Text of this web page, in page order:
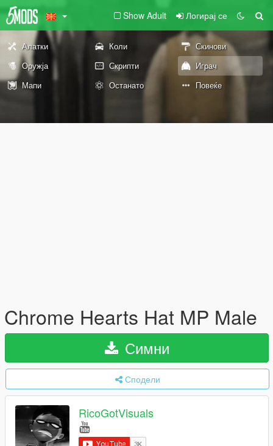
Show Adult Логирај се
Алатки Коли
Скинови
Оружја
Скрипти
Играч
Мапи
Останато Повеќе
Chrome Hearts Hat MP Male
Симни
Сподели
RicoGotVisuals